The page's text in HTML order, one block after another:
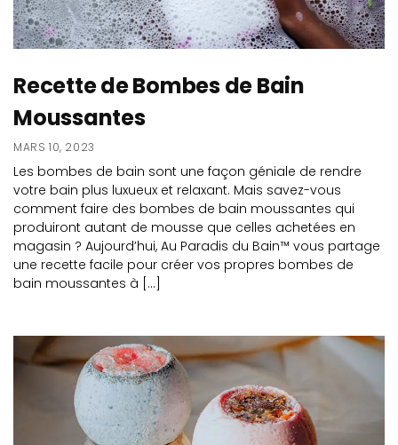
Recette de Bombes de Bain
Moussantes
MARS 10, 2023
Les bombes de bain sont une façon géniale de rendre
votre bain plus luxueux et relaxant. Mais savez-vous
comment faire des bombes de bain moussantes qui
produiront autant de mousse que celles achetées en
magasin ? Aujourd’hui, Au Paradis du Bain™ vous partage
une recette facile pour créer vos propres bombes de
bain moussantes à […]